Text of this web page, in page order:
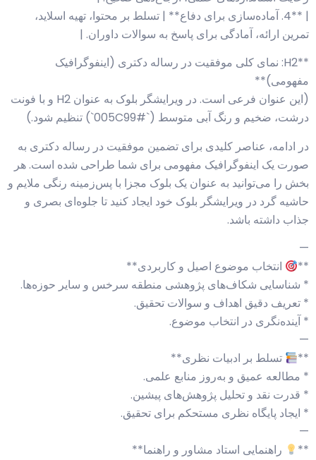
| **4. آماده‌سازی برای دفاع** | تسلط بر محتوا، تهیه اسلاید،
تمرین ارائه، آمادگی برای پاسخ به سوالات داوران. |
**H2: نمای کلی موفقیت در رساله دکتری (اینفوگرافیک
مفهومی)**
(این عنوان فرعی است. در ویرایشگر بلوک به عنوان H2 و با فونت
درشت، ضخیم و رنگ آبی متوسط (`#005C99`) تنظیم شود.)
در ادامه، عناصر کلیدی برای تضمین موفقیت در رساله دکتری به
صورت یک اینفوگرافیک مفهومی برای شما طراحی شده است. هر
بخش را می‌توانید به عنوان یک بلوک مجزا با پس‌زمینه رنگی ملایم و
حاشیه گرد در ویرایشگر بلوک خود ایجاد کنید تا جلوه‌ای بصری و
جذاب داشته باشد.
—
**
انتخاب موضوع اصیل و کاربردی**
* شناسایی شکاف‌های پژوهشی منطقه سرخس و سایر حوزه‌ها.
* تعریف دقیق اهداف و سوالات تحقیق.
* آینده‌نگری در انتخاب موضوع.
—
**
تسلط بر ادبیات نظری**
* مطالعه عمیق و به‌روز منابع علمی.
* قدرت نقد و تحلیل پژوهش‌های پیشین.
* ایجاد پایگاه نظری مستحکم برای تحقیق.
—
**
راهنمایی استاد مشاور و راهنما**